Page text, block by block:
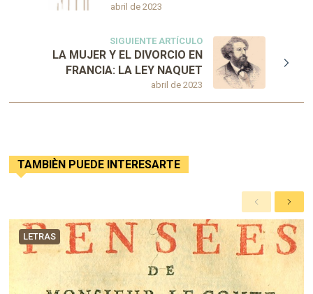
abril de 2023
SIGUIENTE ARTÍCULO
abril de 2023
LA MUJER Y EL DIVORCIO EN
FRANCIA: LA LEY NAQUET
TAMBIÈN PUEDE INTERESARTE
A
n
t
e
r
S
i
g
u
i
e
LETRAS